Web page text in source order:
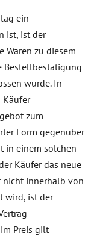
ein
ist, ist der
Waren zu diesem
Bestellbestätigung
wurde. In
Käufer
zum
Form gegenüber
in einem solchen
Käufer das neue
nicht innerhalb von
wird, ist der
Preis gilt